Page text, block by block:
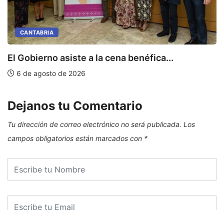
CANTABRIA
El Gobierno asiste a la cena benéfica...
6 de agosto de 2026
Dejanos tu Comentario
Tu dirección de correo electrónico no será publicada. Los
campos obligatorios están marcados con *